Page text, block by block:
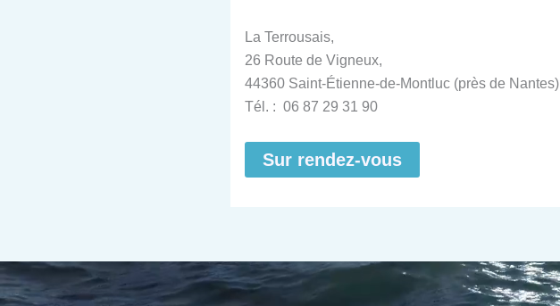
La Terrousais,
26 Route de Vigneux,
44360 Saint-Étienne-de-Montluc (près de Nantes)
Tél. : 06 87 29 31 90
Sur rendez-vous